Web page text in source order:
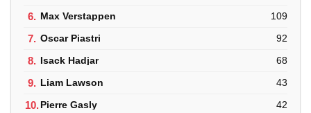
6. Max Verstappen 109
7. Oscar Piastri 92
8. Isack Hadjar 68
9. Liam Lawson 43
10.Pierre Gasly 42